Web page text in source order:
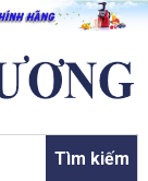
Tìm kiếm